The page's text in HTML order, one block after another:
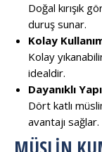
Doğal kırışık
duruş sunar.
Kolay
Kolay
idealdir.
Dayanıklı Yapı
Dört katlı
avantajı sağlar.